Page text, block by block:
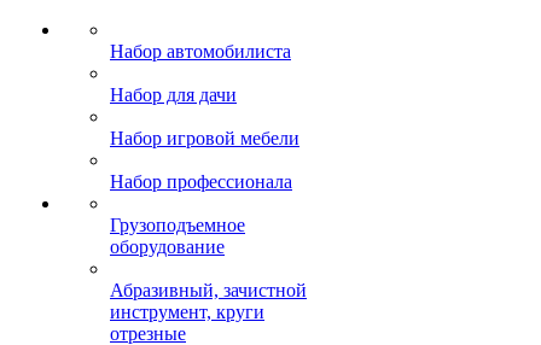
Набор автомобилиста
Набор для дачи
Набор игровой мебели
Набор профессионала
Грузоподъемное
оборудование
Абразивный, зачистной
инструмент, круги
отрезные